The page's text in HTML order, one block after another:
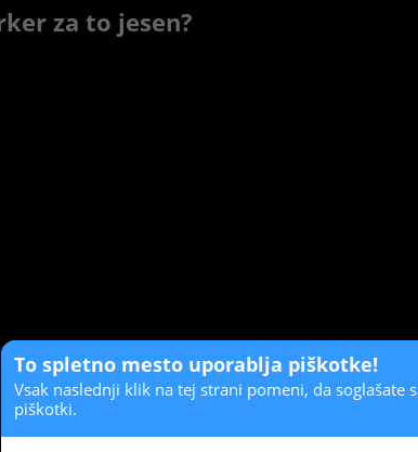
za to jesen?
To spletno mesto uporablja piškotke!
Vsak naslednji klik na tej strani pomeni, da soglašate s
piškotki.